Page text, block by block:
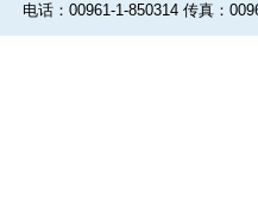
电话：00961-1-850314 传真：